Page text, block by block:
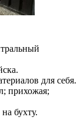
для себя.
прихожая;
бухту.